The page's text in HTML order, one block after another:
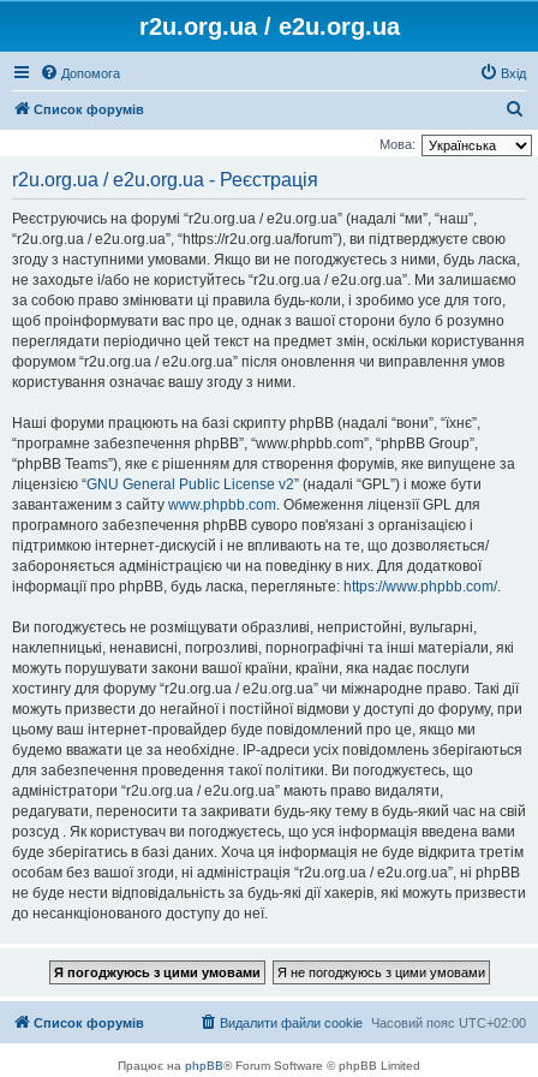
r2u.org.ua / e2u.org.ua
Допомога Вхід
Список форумів
о
Мова:
r2u.org.ua / e2u.org.ua - Реєстрація
Реєструючись на форумі “r2u.org.ua / e2u.org.ua” (надалі “ми”, “наш”,
“r2u.org.ua / e2u.org.ua”, “https://r2u.org.ua/forum”), ви підтверджуєте свою
згоду з наступними умовами. Якщо ви не погоджуєтесь з ними, будь ласка,
не заходьте і/або не користуйтесь “r2u.org.ua / e2u.org.ua”. Ми залишаємо
за собою право змінювати ці правила будь-коли, і зробимо усе для того,
щоб проінформувати вас про це, однак з вашої сторони було б розумно
переглядати періодично цей текст на предмет змін, оскільки користування
форумом “r2u.org.ua / e2u.org.ua” після оновлення чи виправлення умов
користування означає вашу згоду з ними.
Наші форуми працюють на базі скрипту phpBB (надалі “вони”, “їхнє”,
“програмне забезпечення phpBB”, “www.phpbb.com”, “phpBB Group”,
“phpBB Teams”), яке є рішенням для створення форумів, яке випущене за
ліцензією “GNU General Public License v2” (надалі “GPL”) і може бути
завантаженим з сайту www.phpbb.com. Обмеження ліцензії GPL для
програмного забезпечення phpBB суворо пов'язані з організацією і
підтримкою інтернет-дискусій і не впливають на те, що дозволяється/
забороняється адміністрацією чи на поведінку в них. Для додаткової
інформації про phpBB, будь ласка, перегляньте: https://www.phpbb.com/.
Ви погоджуєтесь не розміщувати образливі, непристойні, вульгарні,
наклепницькі, ненависні, погрозливі, порнографічні та інші матеріали, які
можуть порушувати закони вашої країни, країни, яка надає послуги
хостингу для форуму “r2u.org.ua / e2u.org.ua” чи міжнародне право. Такі дії
можуть призвести до негайної і постійної відмови у доступі до форуму, при
цьому ваш інтернет-провайдер буде повідомлений про це, якщо ми
будемо вважати це за необхідне. IP-адреси усіх повідомлень зберігаються
для забезпечення проведення такої політики. Ви погоджуєтесь, що
адміністратори “r2u.org.ua / e2u.org.ua” мають право видаляти,
редагувати, переносити та закривати будь-яку тему в будь-який час на свій
розсуд . Як користувач ви погоджуєтесь, що уся інформація введена вами
буде зберігатись в базі даних. Хоча ця інформація не буде відкрита третім
особам без вашої згоди, ні адміністрація “r2u.org.ua / e2u.org.ua”, ні phpBB
не буде нести відповідальність за будь-які дії хакерів, які можуть призвести
до несанкціонованого доступу до неї.
Список форумів Часовий пояс UTC+02:00
Видалити файли cookie
Працює на phpBB® Forum Software © phpBB Limited